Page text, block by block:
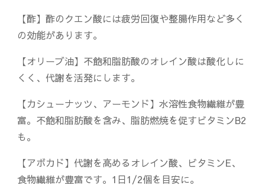
【酢】酢のクエン酸には疲労回復や整腸作用など多く
の効能があります。
【オリーブ油】不飽和脂肪酸のオレイン酸は酸化しに
くく、代謝を活発にします。
【カシューナッツ、アーモンド】水溶性食物繊維が豊
富。不飽和脂肪酸を含み、脂肪燃焼を促すビタミンB2
も。
【アボカド】代謝を高めるオレイン酸、ビタミンE、
食物繊維が豊富です。1日1/2個を目安に。